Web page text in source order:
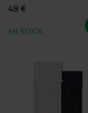
48 €
EN STOCK